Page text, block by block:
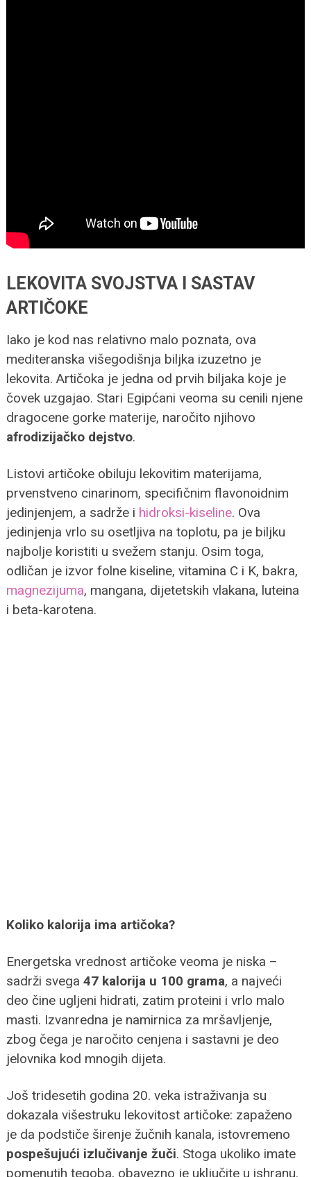
LEKOVITA SVOJSTVA I SASTAV
ARTIČOKE
Iako je kod nas relativno malo poznata, ova
mediteranska višegodišnja biljka izuzetno je
lekovita. Artičoka je jedna od prvih biljaka koje je
čovek uzgajao. Stari Egipćani veoma su cenili njene
dragocene gorke materije, naročito njihovo
afrodizijačko dejstvo.
Listovi artičoke obiluju lekovitim materijama,
prvenstveno cinarinom, specifičnim flavonoidnim
jedinjenjem, a sadrže i hidroksi-kiseline. Ova
jedinjenja vrlo su osetljiva na toplotu, pa je biljku
najbolje koristiti u svežem stanju. Osim toga,
odličan je izvor folne kiseline, vitamina C i K, bakra,
magnezijuma, mangana, dijetetskih vlakana, luteina
i beta-karotena.
Koliko kalorija ima artičoka?
Energetska vrednost artičoke veoma je niska –
sadrži svega 47 kalorija u 100 grama, a najveći
deo čine ugljeni hidrati, zatim proteini i vrlo malo
masti. Izvanredna je namirnica za mršavljenje,
zbog čega je naročito cenjena i sastavni je deo
jelovnika kod mnogih dijeta.
Još tridesetih godina 20. veka istraživanja su
dokazala višestruku lekovitost artičoke: zapaženo
je da podstiče širenje žučnih kanala, istovremeno
pospešujući izlučivanje žuči. Stoga ukoliko imate
pomenutih tegoba, obavezno je uključite u ishranu.